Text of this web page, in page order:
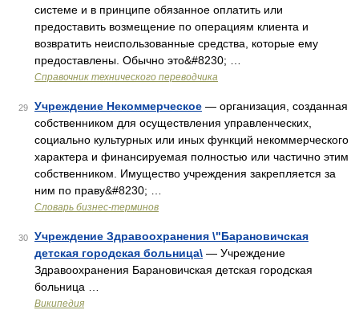
системе и в принципе обязанное оплатить или
предоставить возмещение по операциям клиента и
возвратить неиспользованные средства, которые ему
предоставлены. Обычно это&#8230; …
Справочник технического переводчика
29 Учреждение Некоммерческое — организация, созданная
собственником для осуществления управленческих,
социально культурных или иных функций некоммерческого
характера и финансируемая полностью или частично этим
собственником. Имущество учреждения закрепляется за
ним по праву&#8230; …
Словарь бизнес-терминов
30
Учреждение Здравоохранения \"Барановичская
детская городская больница\ — Учреждение
Здравоохранения Барановичская детская городская
больница …
Википедия